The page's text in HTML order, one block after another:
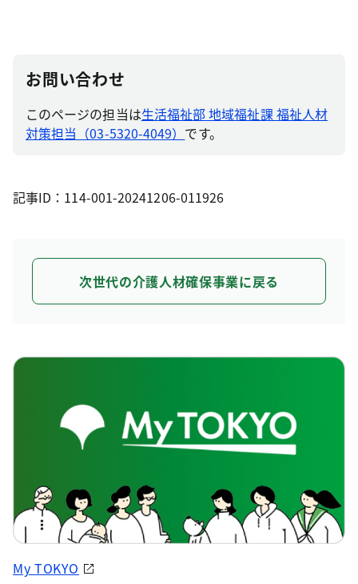
お問い合わせ
このページの担当は生活福祉部 地域福祉課 福祉人材
対策担当（03-5320-4049） です。
記事ID：114-001-20241206-011926
次世代の介護人材確保事業に戻る
My TOKYO